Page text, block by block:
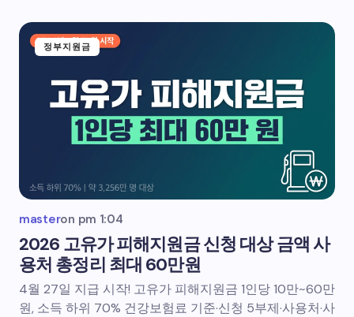
정부지원금
masteron pm 1:04
2026 고유가 피해지원금 신청 대상 금액 사
용처 총정리 최대 60만원
4월 27일 지급 시작! 고유가 피해지원금 1인당 10만~60만
원, 소득 하위 70% 건강보험료 기준·신청 5부제·사용처·사